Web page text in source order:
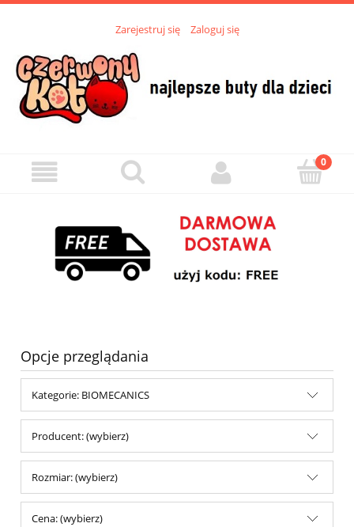
Zarejestruj się Zaloguj się
Opcje przeglądania
Kategorie: BIOMECANICS
Producent: (wybierz)
Rozmiar: (wybierz)
Cena: (wybierz)